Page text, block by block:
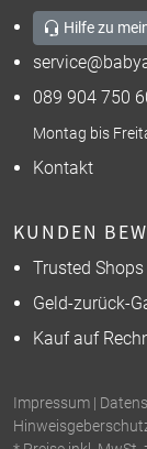
Hilfe zu
089 904 750
Montag bis
Kontakt
KUNDEN
Trusted
Geld-zurück-
Kauf auf
Impressum |